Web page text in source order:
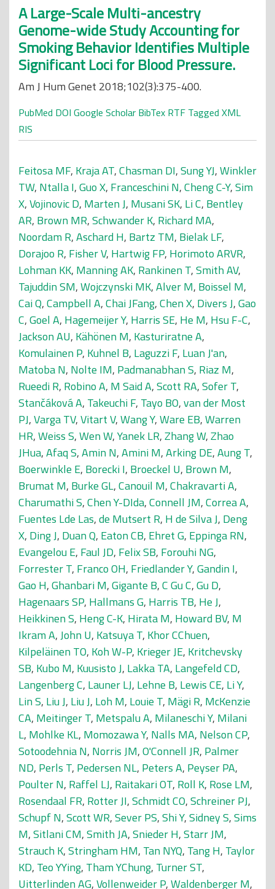
A Large-Scale Multi-ancestry
Genome-wide Study Accounting for
Smoking Behavior Identifies Multiple
Significant Loci for Blood Pressure.
Am J Hum Genet 2018;102(3):375-400.
PubMed DOI Google Scholar BibTex RTF Tagged XML
RIS
Feitosa MF, Kraja AT,Chasman DI,Sung YJ,Winkler
TW, Ntalla I,Guo X, Franceschini N,Cheng C-Y,Sim
X,Vojinovic D, Marten J, Musani SK, Li C, Bentley
AR, Brown MR,Schwander K, Richard MA,
Noordam R,Aschard H, Bartz TM, Bielak LF,
Dorajoo R, Fisher V, Hartwig FP, Horimoto ARVR,
Lohman KK, Manning AK, Rankinen T,Smith AV,
Tajuddin SM,Wojczynski MK,Alver M, Boissel M,
Cai Q,Campbell A,Chai JFang,Chen X, Divers J,Gao
C,Goel A, Hagemeijer Y, Harris SE, He M, Hsu F-C,
Jackson AU, Kähönen M, Kasturiratne A,
Komulainen P, Kuhnel B, Laguzzi F, Luan J'an,
Matoba N, Nolte IM, Padmanabhan S, Riaz M,
Rueedi R, Robino A, M Said A,Scott RA,Sofer T,
Stančáková A, Takeuchi F, Tayo BO,van der Most
PJ,Varga TV,Vitart V,Wang Y,Ware EB,Warren
HR,Weiss S,Wen W,Yanek LR,Zhang W,Zhao
JHua,Afaq S,Amin N,Amini M,Arking DE,Aung T,
Boerwinkle E, Borecki I, Broeckel U, Brown M,
Brumat M, Burke GL,Canouil M,Chakravarti A,
Charumathi S,Chen Y-DIda,Connell JM,Correa A,
Fuentes Lde Las,de Mutsert R, H de Silva J, Deng
X, Ding J, Duan Q, Eaton CB, Ehret G, Eppinga RN,
Evangelou E, Faul JD, Felix SB, Forouhi NG,
Forrester T, Franco OH, Friedlander Y,Gandin I,
Gao H,Ghanbari M,Gigante B,C Gu C,Gu D,
Hagenaars SP, Hallmans G, Harris TB, He J,
Heikkinen S, Heng C-K, Hirata M, Howard BV, M
Ikram A,John U, Katsuya T, Khor CChuen,
Kilpeläinen TO, Koh W-P, Krieger JE, Kritchevsky
SB, Kubo M, Kuusisto J, Lakka TA, Langefeld CD,
Langenberg C, Launer LJ, Lehne B, Lewis CE, Li Y,
Lin S, Liu J, Liu J, Loh M, Louie T, Mägi R, McKenzie
CA, Meitinger T, Metspalu A, Milaneschi Y, Milani
L, Mohlke KL, Momozawa Y, Nalls MA, Nelson CP,
Sotoodehnia N, Norris JM,O'Connell JR, Palmer
ND, Perls T, Pedersen NL, Peters A, Peyser PA,
Poulter N, Raffel LJ, Raitakari OT, Roll K, Rose LM,
Rosendaal FR, Rotter JI,Schmidt CO,Schreiner PJ,
Schupf N,Scott WR,Sever PS,Shi Y,Sidney S,Sims
M,Sitlani CM,Smith JA,Snieder H,Starr JM,
Strauch K,Stringham HM, Tan NYQ, Tang H, Taylor
KD, Teo YYing, Tham YChung, Turner ST,
Uitterlinden AG,Vollenweider P,Waldenberger M,